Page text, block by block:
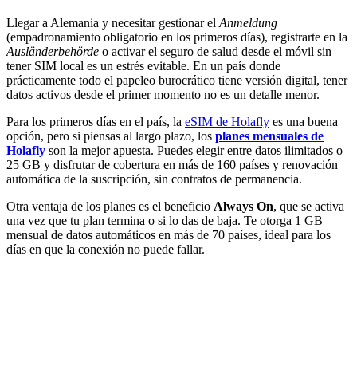
Llegar a Alemania y necesitar gestionar el Anmeldung
(empadronamiento obligatorio en los primeros días), registrarte en la
Ausländerbehörde o activar el seguro de salud desde el móvil sin
tener SIM local es un estrés evitable. En un país donde
prácticamente todo el papeleo burocrático tiene versión digital, tener
datos activos desde el primer momento no es un detalle menor.
Para los primeros días en el país, la eSIM de Holafly es una buena
opción, pero si piensas al largo plazo, los planes mensuales de
Holafly son la mejor apuesta. Puedes elegir entre datos ilimitados o
25 GB y disfrutar de cobertura en más de 160 países y renovación
automática de la suscripción, sin contratos de permanencia.
Otra ventaja de los planes es el beneficio Always On, que se activa
una vez que tu plan termina o si lo das de baja. Te otorga 1 GB
mensual de datos automáticos en más de 70 países, ideal para los
días en que la conexión no puede fallar.